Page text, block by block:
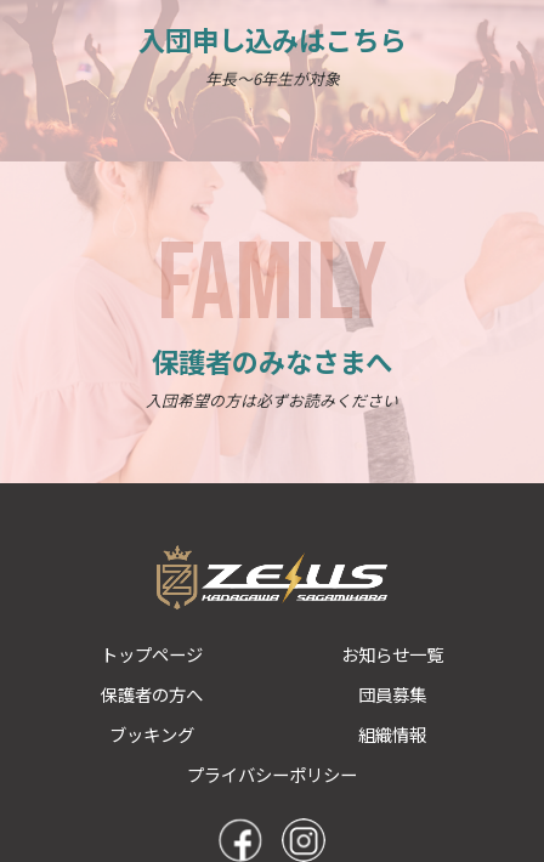
入団申し込みはこちら
年長～6年生が対象
FAMILY
保護者のみなさまへ
入団希望の方は必ずお読みください
トップページ
お知らせ一覧
保護者の方へ
団員募集
ブッキング
組織情報
プライバシーポリシー